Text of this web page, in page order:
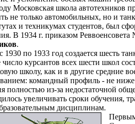
Московская школа автотехников
не только автомобильных, но и
и техникумах студентов, был
В 1934 г. приказом
.
1930 по 1933 год создается шесть
курсантов всех шести школ
школу, как и в другие средние
командный профиль - не
полностью из-за недостаточной
увеличивать сроки обучения,
дисциплинам.